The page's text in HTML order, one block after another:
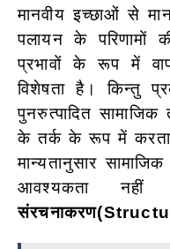
मानवीय इच्छाओं से
पलायन के परिणामों
प्रभावों के रूप में
विशेषता है। किन्तु
पुनरुत्पादित
के तर्क के रूप में करता
मान्यतानुसार
आवश्यकता